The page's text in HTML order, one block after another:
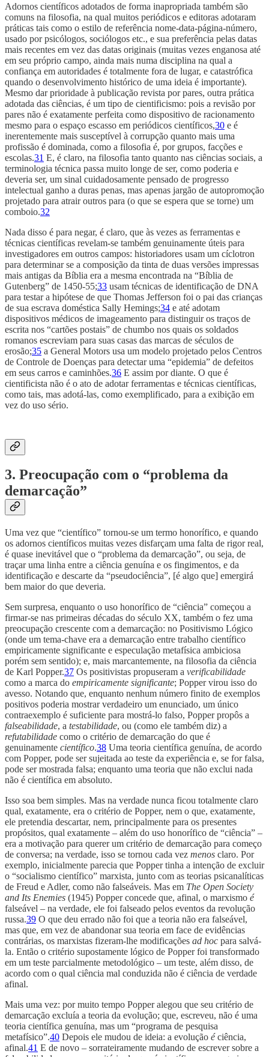
Adornos científicos adotados de forma inapropriada também são
comuns na filosofia, na qual muitos periódicos e editoras adotaram
práticas tais como o estilo de referência nome-data-página-número,
usado por psicólogos, sociólogos etc., e sua preferência pelas datas
mais recentes em vez das datas originais (muitas vezes enganosa até
em seu próprio campo, ainda mais numa disciplina na qual a
confiança em autoridades é totalmente fora de lugar, e catastrófica
quando o desenvolvimento histórico de uma ideia é importante).
Mesmo dar prioridade à publicação revista por pares, outra prática
adotada das ciências, é um tipo de cientificismo: pois a revisão por
pares não é exatamente perfeita como dispositivo de racionamento
mesmo para o espaço escasso em periódicos científicos,30 e é
inerentemente mais susceptível à corrupção quanto mais uma
profissão é dominada, como a filosofia é, por grupos, facções e
escolas.31 E, é claro, na filosofia tanto quanto nas ciências sociais, a
terminologia técnica passa muito longe de ser, como poderia e
deveria ser, um sinal cuidadosamente pensado de progresso
intelectual ganho a duras penas, mas apenas jargão de autopromoção
projetado para atrair outros para (o que se espera que se torne) um
comboio.32
Nada disso é para negar, é claro, que às vezes as ferramentas e
técnicas científicas revelam-se também genuinamente úteis para
investigadores em outros campos: historiadores usam um cíclotron
para determinar se a composição da tinta de duas versões impressas
mais antigas da Bíblia era a mesma encontrada na “Bíblia de
Gutenberg” de 1450-55;33 usam técnicas de identificação de DNA
para testar a hipótese de que Thomas Jefferson foi o pai das crianças
de sua escrava doméstica Sally Hemings;34 e até adotam
dispositivos médicos de imageamento para distinguir os traços de
escrita nos “cartões postais” de chumbo nos quais os soldados
romanos escreviam para suas casas das marcas de séculos de
erosão;35 a General Motors usa um modelo projetado pelos Centros
de Controle de Doenças para detectar uma “epidemia” de defeitos
em seus carros e caminhões.36 E assim por diante. O que é
cientificista não é o ato de adotar ferramentas e técnicas científicas,
como tais, mas adotá-las, como exemplificado, para a exibição em
vez do uso sério.
3. Preocupação com o “problema da
demarcação”
Uma vez que “científico” tornou-se um termo honorífico, e quando
os adornos científicos muitas vezes disfarçam uma falta de rigor real,
é quase inevitável que o “problema da demarcação”, ou seja, de
traçar uma linha entre a ciência genuína e os fingimentos, e da
identificação e descarte da “pseudociência”, [é algo que] emergirá
bem maior do que deveria.
Sem surpresa, enquanto o uso honorífico de “ciência” começou a
firmar-se nas primeiras décadas do século XX, também o fez uma
preocupação crescente com a demarcação: no Positivismo Lógico
(onde um tema-chave era a demarcação entre trabalho científico
empiricamente significante e especulação metafísica ambiciosa
porém sem sentido); e, mais marcantemente, na filosofia da ciência
de Karl Popper.37 Os positivistas propuseram a verificabilidade
como a marca do empiricamente significante; Popper virou isso do
avesso. Notando que, enquanto nenhum número finito de exemplos
positivos poderia mostrar verdadeiro um enunciado, um único
contraexemplo é suficiente para mostrá-lo falso, Popper propôs a
falseabilidade, a testabilidade, ou (como ele também diz) a
refutabilidade como o critério de demarcação do que é
genuinamente científico.38 Uma teoria científica genuína, de acordo
com Popper, pode ser sujeitada ao teste da experiência e, se for falsa,
pode ser mostrada falsa; enquanto uma teoria que não exclui nada
não é científica em absoluto.
Isso soa bem simples. Mas na verdade nunca ficou totalmente claro
qual, exatamente, era o critério de Popper, nem o que, exatamente,
ele pretendia descartar, nem, principalmente para os presentes
propósitos, qual exatamente – além do uso honorífico de “ciência” –
era a motivação para querer um critério de demarcação para começo
de conversa; na verdade, isso se tornou cada vez menos claro. Por
exemplo, inicialmente parecia que Popper tinha a intenção de excluir
o “socialismo científico” marxista, junto com as teorias psicanalíticas
de Freud e Adler, como não falseáveis. Mas em The Open Society
and Its Enemies (1945) Popper concede que, afinal, o marxismo é
falseável – na verdade, ele foi falseado pelos eventos da revolução
russa.39 O que deu errado não foi que a teoria não era falseável,
mas que, em vez de abandonar sua teoria em face de evidências
contrárias, os marxistas fizeram-lhe modificações ad hoc para salvá-
la. Então o critério supostamente lógico de Popper foi transformado
em um teste parcialmente metodológico – um teste, além disso, de
acordo com o qual ciência mal conduzida não é ciência de verdade
afinal.
Mais uma vez: por muito tempo Popper alegou que seu critério de
demarcação excluía a teoria da evolução; que, escreveu, não é uma
teoria científica genuína, mas um “programa de pesquisa
metafísico”.40 Depois ele mudou de ideia: a evolução éciência,
afinal.41 E de novo – sorrateiramente mudando de escrever sobre a